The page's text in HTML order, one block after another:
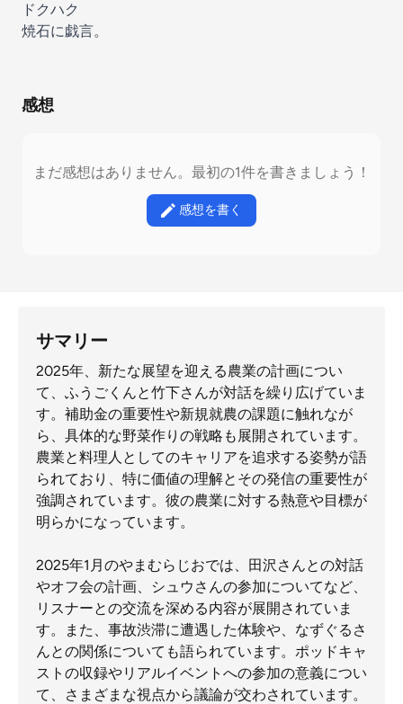
ドクハク
焼石に戯言。
感想
まだ感想はありません。最初の1件を書きましょう！
感想を書く
サマリー
2025年、新たな展望を迎える農業の計画につい
て、ふうごくんと竹下さんが対話を繰り広げていま
す。補助金の重要性や新規就農の課題に触れなが
ら、具体的な野菜作りの戦略も展開されています。
農業と料理人としてのキャリアを追求する姿勢が語
られており、特に価値の理解とその発信の重要性が
強調されています。彼の農業に対する熱意や目標が
明らかになっています。
2025年1月のやまむらじおでは、田沢さんとの対話
やオフ会の計画、シュウさんの参加についてなど、
リスナーとの交流を深める内容が展開されていま
す。また、事故渋滞に遭遇した体験や、なずぐるさ
んとの関係についても語られています。ポッドキャ
ストの収録やリアルイベントへの参加の意義につい
て、さまざまな視点から議論が交わされています。